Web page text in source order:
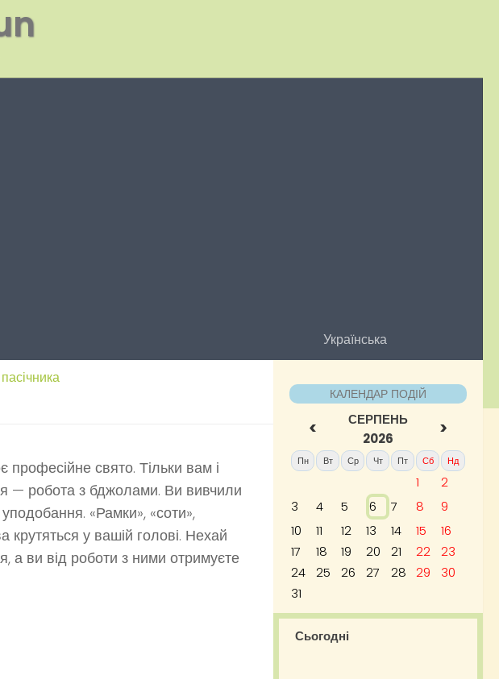
Українська
професійне свято. Тільки вам і
— робота з бджолами. Ви вивчили
«Рамки», «соти»,
у вашій голові. Нехай
а ви від роботи з ними отримуєте
КАЛЕНДАР ПОДІЙ
<
СЕРПЕНЬ
2026
>
Пн Вт Ср Чт Пт Сб Нд
1
2
3
4 5 6 7 8
9
10
11 12 13 14 15
16
17
18 19 20 21 22
23
24
25 26 27 28 29
30
31
Сьогодні